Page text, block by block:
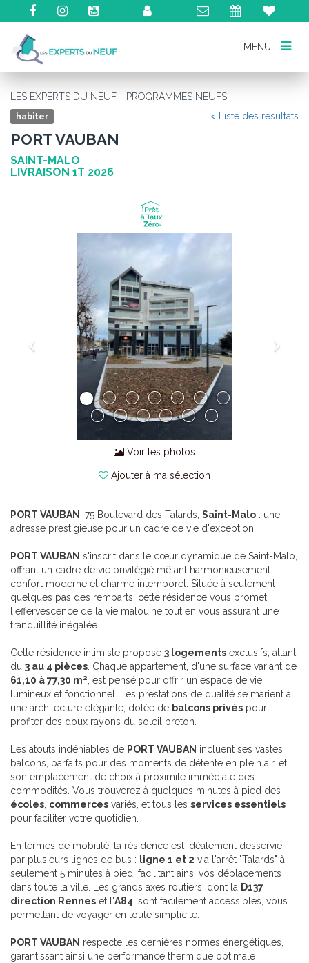
MENU
MENU
LES EXPERTS DU NEUF - PROGRAMMES NEUFS
habiter < Liste des résultats
PORT VAUBAN
SAINT-MALO
LIVRAISON 1T 2026
Précédent
Voir les photos
Ajouter à ma sélection
PORT VAUBAN , 75 Boulevard des Talards, Saint-Malo : une
adresse prestigieuse pour un cadre de vie d'exception.
PORT VAUBAN s'inscrit dans le cœur dynamique de Saint-Malo,
offrant un cadre de vie privilégié mêlant harmonieusement
confort moderne et charme intemporel. Située à seulement
quelques pas des remparts, cette résidence vous promet
l'effervescence de la vie malouine tout en vous assurant une
tranquillité inégalée.
Cette résidence intimiste propose 3 logements exclusifs, allant
du 3 au 4 pièces. Chaque appartement, d'une surface variant de
61,10 à 77,30 m², est pensé pour offrir un espace de vie
lumineux et fonctionnel. Les prestations de qualité se marient à
une architecture élégante, dotée de balcons privés pour
profiter des doux rayons du soleil breton.
Les atouts indéniables de PORT VAUBAN incluent ses vastes
balcons, parfaits pour des moments de détente en plein air, et
son emplacement de choix à proximité immédiate des
commodités. Vous trouverez à quelques minutes à pied des
écoles, commerces variés, et tous les services essentiels
pour faciliter votre quotidien.
En termes de mobilité, la résidence est idéalement desservie
par plusieurs lignes de bus : ligne 1 et 2 via l'arrêt "Talards" à
seulement 5 minutes à pied, facilitant ainsi vos déplacements
dans toute la ville. Les grands axes routiers, dont la D137
direction Rennes et l'A84, sont facilement accessibles, vous
permettant de voyager en toute simplicité.
PORT VAUBAN respecte les dernières normes énergétiques,
garantissant ainsi une performance thermique optimale